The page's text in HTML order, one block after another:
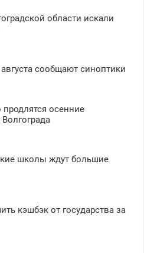
области искали
сообщают синоптики
осенние
школы ждут большие
кэшбэк от государства за